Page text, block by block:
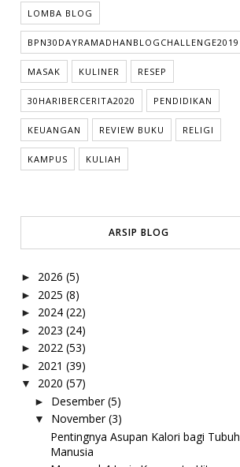
LOMBA BLOG
BPN30DAYRAMADHANBLOGCHALLENGE2019
MASAK KULINER RESEP
30HARIBERCERITA2020 PENDIDIKAN
KEUANGAN REVIEW BUKU RELIGI
KAMPUS KULIAH
ARSIP BLOG
► 2026 (5)
► 2025 (8)
► 2024 (22)
► 2023 (24)
► 2022 (53)
► 2021 (39)
▼ 2020 (57)
► Desember(5)
▼ November(3)
Pentingnya Asupan Kalori bagi Tubuh
Manusia